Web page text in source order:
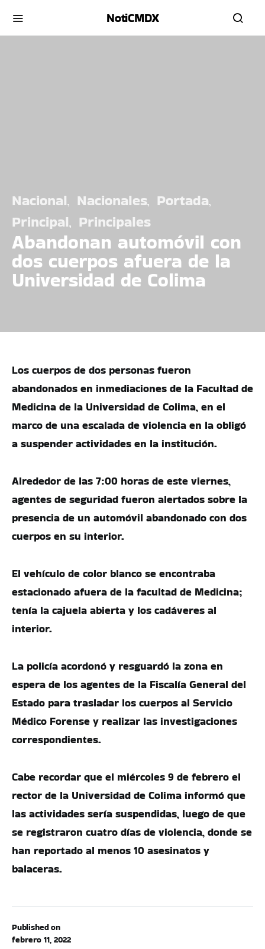
NotiCMDX
Nacional Nacionales Portada
Principal Principales
Abandonan automóvil con
dos cuerpos afuera de la
Universidad de Colima
Published on
febrero 11, 2022
Los cuerpos de dos personas fueron
abandonados en inmediaciones de la Facultad de
Medicina de la Universidad de Colima, en el
marco de una escalada de violencia en la obligó
a suspender actividades en la institución.
Alrededor de las 7:00 horas de este viernes,
agentes de seguridad fueron alertados sobre la
presencia de un automóvil abandonado con dos
cuerpos en su interior.
El vehículo de color blanco se encontraba
estacionado afuera de la facultad de Medicina;
tenía la cajuela abierta y los cadáveres al
interior.
La policía acordonó y resguardó la zona en
espera de los agentes de la Fiscalía General del
Estado para trasladar los cuerpos al Servicio
Médico Forense y realizar las investigaciones
correspondientes.
Cabe recordar que el miércoles 9 de febrero el
rector de la Universidad de Colima informó que
las actividades sería suspendidas, luego de que
se registraron cuatro días de violencia, donde se
han reportado al menos 10 asesinatos y
balaceras.